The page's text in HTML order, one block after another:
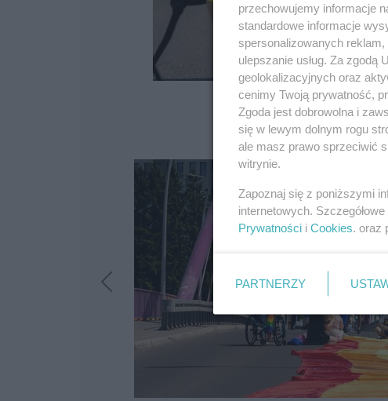
przechowujemy informacje
standardowe informacje
spersonalizowanych
ulepszanie usług. Za zgodą
geolokalizacyjnych oraz
cenimy Twoją prywatność,
Zgoda jest dobrowolna i
się w lewym dolnym rogu
ale masz prawo sprzeciwić
witrynie.
Zapoznaj się z poniższymi
internetowych.
Prywatności i Cookies. oraz
PARTNERZY